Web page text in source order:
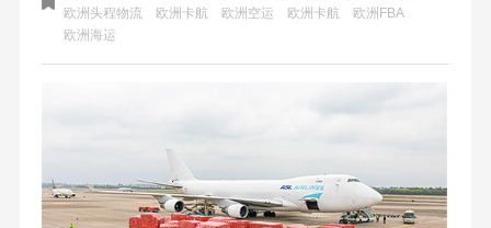
欧洲头程物流
欧洲卡航 欧洲空运 欧洲卡航
欧洲FBA
欧洲海运